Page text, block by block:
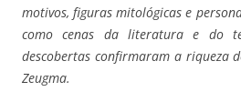
motivos, figuras mitológicas e
como cenas da literatura e do
descobertas confirmaram a riqueza
Zeugma.